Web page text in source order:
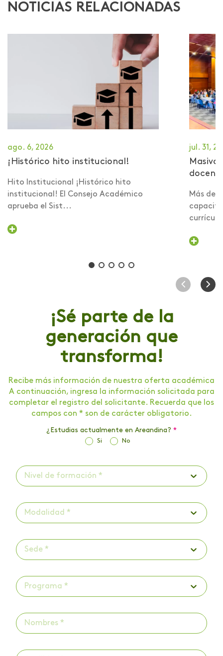
NOTICIAS RELACIONADAS
ago. 6, 2026
¡Histórico hito institucional!
Hito Institucional ¡Histórico hito
institucional! El Consejo Académico
aprueba el Sist...
jul. 31,
Más de
¡Sé parte de la
generación que
transforma!
Recibe más información de nuestra oferta académica
A continuación, ingresa la información solicitada para
completar el registro del solicitante. Recuerda que los
campos con * son de carácter obligatorio.
¿Estudias actualmente en Areandina? *
Si No
Nivel de formación *
Modalidad *
Sede *
Programa *